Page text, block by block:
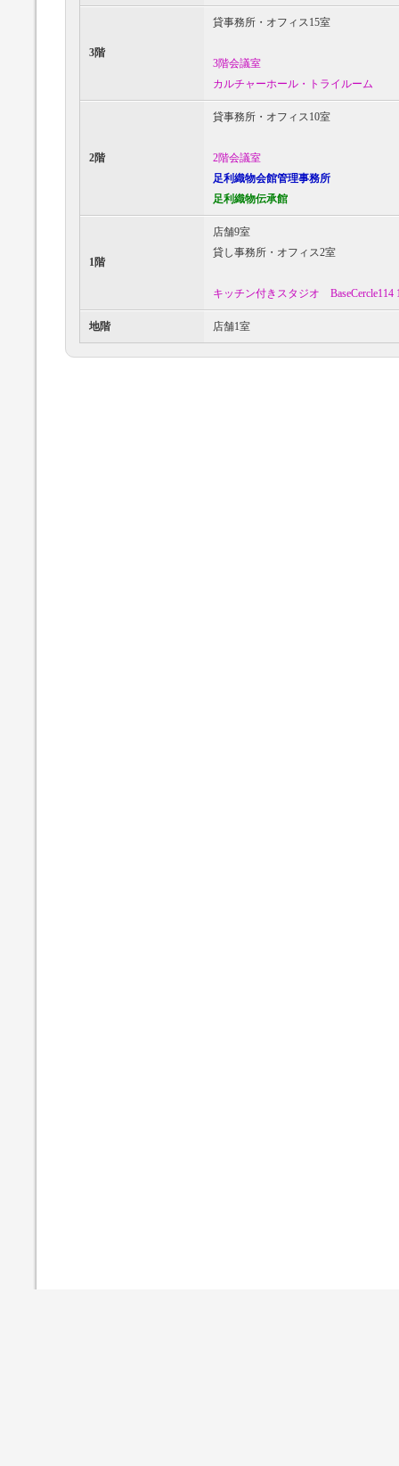
3階
貸事務所・オフィス15室
3階会議室
カルチャーホール・トライルーム
2階
貸事務所・オフィス10室
2階会議室
足利織物会館管理事務所
足利織物伝承館
1階
店舗9室
貸し事務所・オフィス2室
キッチン付きスタジオ BaseCercle114
地階 店舗1室